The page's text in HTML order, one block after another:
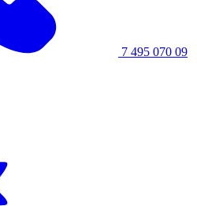
7 495 070 09